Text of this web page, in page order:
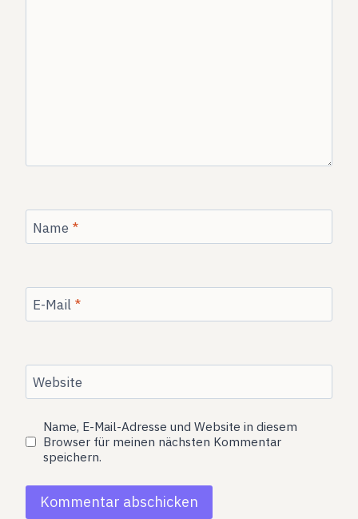
Name *
E-Mail *
Website
Name, E-Mail-Adresse und Website in diesem
Browser für meinen nächsten Kommentar
speichern.